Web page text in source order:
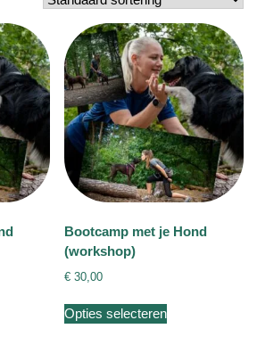
Bootcamp met je Hond
(workshop)
€ 30,00
Opties selecterenproduct